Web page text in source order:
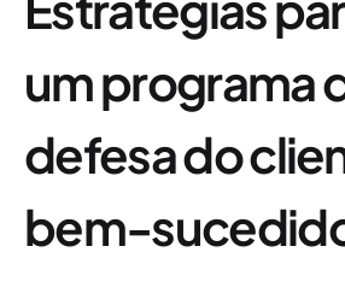
um programa
defesa do
bem-